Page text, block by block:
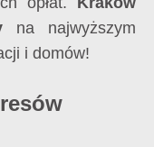
na najwyższym
i domów!